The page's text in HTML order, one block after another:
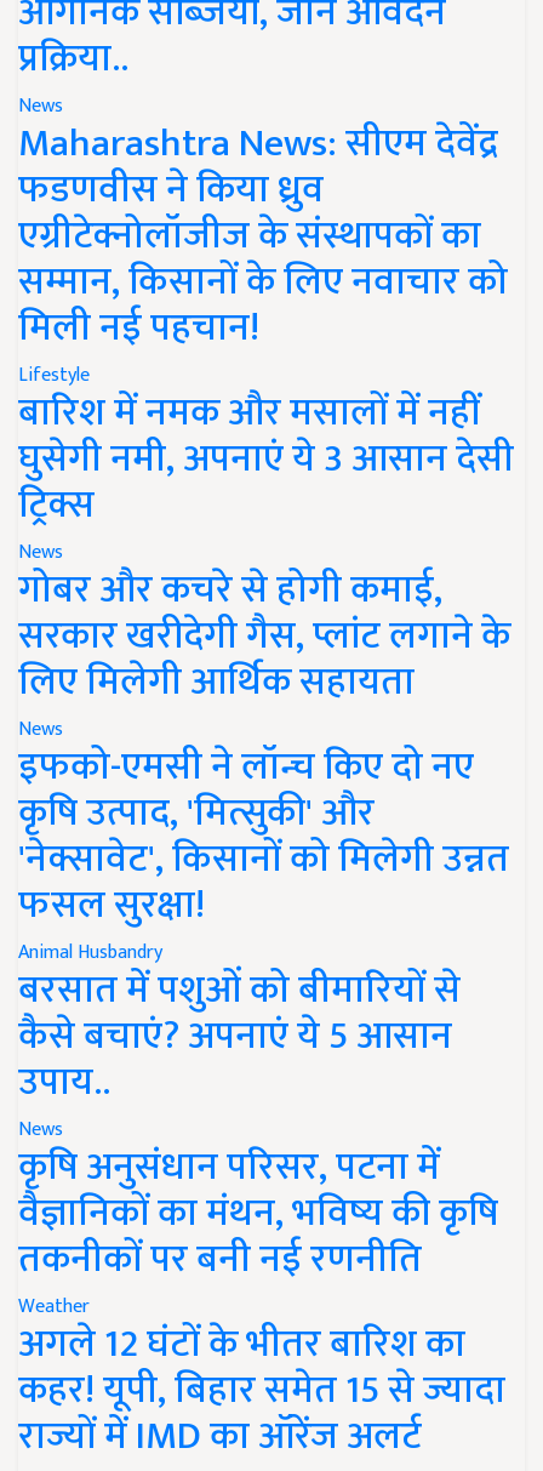
ऑर्गेनिक सब्जियां, जानें आवेदन
प्रक्रिया..
News
Maharashtra News: सीएम देवेंद्र
फडणवीस ने किया ध्रुव
एग्रीटेक्नोलॉजीज के संस्थापकों का
सम्मान, किसानों के लिए नवाचार को
मिली नई पहचान!
Lifestyle
बारिश में नमक और मसालों में नहीं
घुसेगी नमी, अपनाएं ये 3 आसान देसी
ट्रिक्स
News
गोबर और कचरे से होगी कमाई,
सरकार खरीदेगी गैस, प्लांट लगाने के
लिए मिलेगी आर्थिक सहायता
News
इफको-एमसी ने लॉन्च किए दो नए
कृषि उत्पाद, 'मित्सुकी' और
'नेक्सावेट', किसानों को मिलेगी उन्नत
फसल सुरक्षा!
Animal Husbandry
बरसात में पशुओं को बीमारियों से
कैसे बचाएं? अपनाएं ये 5 आसान
उपाय..
News
कृषि अनुसंधान परिसर, पटना में
वैज्ञानिकों का मंथन, भविष्य की कृषि
तकनीकों पर बनी नई रणनीति
Weather
अगले 12 घंटों के भीतर बारिश का
कहर! यूपी, बिहार समेत 15 से ज्यादा
राज्यों में IMD का ऑरेंज अलर्ट